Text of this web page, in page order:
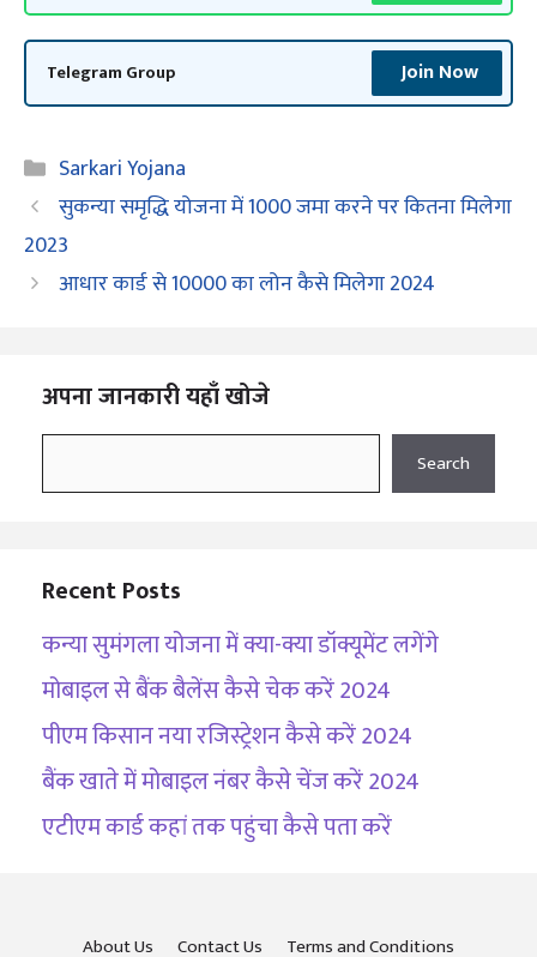
Telegram Group Join Now
Categories
Sarkari Yojana
सुकन्या समृद्धि योजना में 1000 जमा करने पर कितना मिलेगा
2023
आधार कार्ड से 10000 का लोन कैसे मिलेगा 2024
अपना जानकारी यहाँ खोजे
Search
Recent Posts
कन्या सुमंगला योजना में क्या-क्या डॉक्यूमेंट लगेंगे
मोबाइल से बैंक बैलेंस कैसे चेक करें 2024
पीएम किसान नया रजिस्ट्रेशन कैसे करें 2024
बैंक खाते में मोबाइल नंबर कैसे चेंज करें 2024
एटीएम कार्ड कहां तक पहुंचा कैसे पता करें
About Us Contact Us Terms and Conditions